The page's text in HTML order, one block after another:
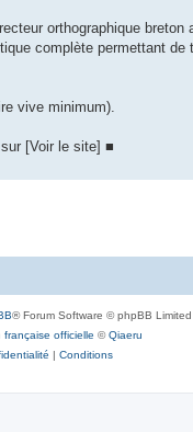
orthographique
complète permettant de
vive minimum).
[Voir le site] ■
® Forum Software © phpBB Limited
française officielle ©Qiaeru
| Conditions